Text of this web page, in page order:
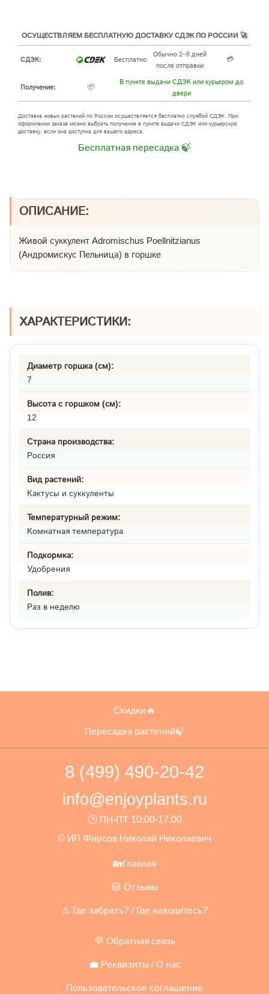
ОСУЩЕСТВЛЯЕМ БЕСПЛАТНУЮ ДОСТАВКУ СДЭК ПО РОССИИ 🚀
СДЭК: Бесплатно
Обычно 2–8 дней
после отправки
💳
Получение: 📦
В пункте выдачи СДЭК или курьером до
двери
Доставка живых растений по России осуществляется бесплатно службой СДЭК. При
оформлении заказа можно выбрать получение в пункте выдачи СДЭК или курьерскую
доставку, если она доступна для вашего адреса.
Бесплатная пересадка 🍃
ОПИСАНИЕ:
Живой суккулент Adromischus Poellnitzianus
(Андромискус Пельница) в горшке
ХАРАКТЕРИСТИКИ:
Диаметр горшка (см):
7
Высота с горшком (см):
12
Страна производства:
Россия
Вид растений:
Кактусы и суккуленты
Температурный режим:
Комнатная температура
Подкормка:
Удобрения
Полив:
Раз в неделю
Скидки🔥
Пересадка растений🍃
8 (499) 490-20-42
info@enjoyplants.ru
🕑 ПН-ПТ 10:00-17:00
© ИП Фирсов Николай Николаевич
🏡Главная
😃 Отзывы
⚠️ Где забрать? / Где находитесь?
💬 Обратная связь
💼 Реквизиты / О нас
Пользовательское соглашение